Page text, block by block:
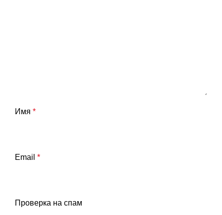
Имя *
Email *
Проверка на спам